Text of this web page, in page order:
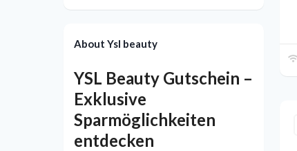
About Ysl beauty
YSL Beauty Gutschein –
Exklusive
Sparmöglichkeiten
entdecken